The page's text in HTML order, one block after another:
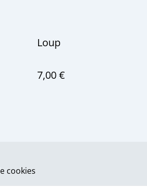
Loup
7,00 €
cookies